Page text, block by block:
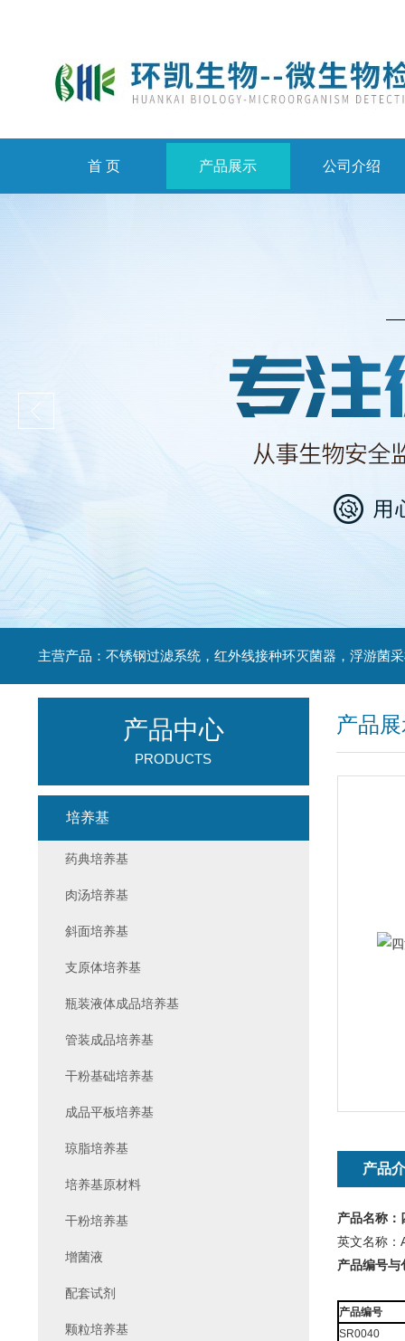
首 页 产品展示 公司介绍
产品
产品
产品名称：
英文名称：
产品编号与
产品编号
SR0040
产品中心
PRODUCTS
培养基
药典培养基
肉汤培养基
斜面培养基
支原体培养基
瓶装液体成品培养基
管装成品培养基
干粉基础培养基
成品平板培养基
琼脂培养基
培养基原材料
干粉培养基
增菌液
配套试剂
颗粒培养基